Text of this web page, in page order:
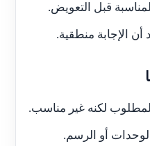
قبل التعويض.
أن الإجابة منطقية.
لكنه غير مناسب.
الوحدات أو الرسم.